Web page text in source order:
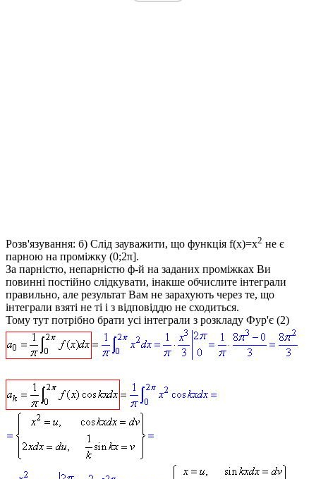
Розв'язування: б) Слід зауважити, що функція f(x)=x2 не є
парною на проміжку (0;2π].
За парністю, непарністю ф-й на заданих проміжках Ви
повинні постійно слідкувати, інакше обчислите інтеграли
правильно, але результат Вам не зарахують через те, що
інтеграли взяті не ті і з відповіддю не сходиться.
Тому тут потрібно брати усі інтеграли з розкладу Фур'є (2)